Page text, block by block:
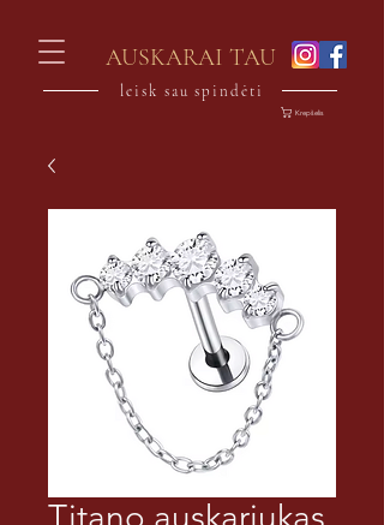
AUSKARAI TAU
leisk sau spindėti
Krepšelis